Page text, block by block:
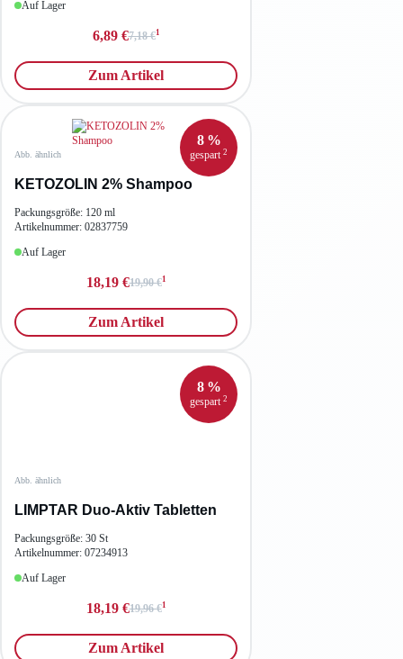
Auf Lager
6,89 €7,18 €1
Zum Artikel
Abb. ähnlich
8 %
gespart 2
KETOZOLIN 2% Shampoo
Packungsgröße: 120 ml
Artikelnummer: 02837759
Auf Lager
18,19 €19,90 €1
Zum Artikel
Abb. ähnlich
8 %
gespart 2
LIMPTAR Duo-Aktiv Tabletten
Packungsgröße: 30 St
Artikelnummer: 07234913
Auf Lager
18,19 €19,96 €1
Zum Artikel